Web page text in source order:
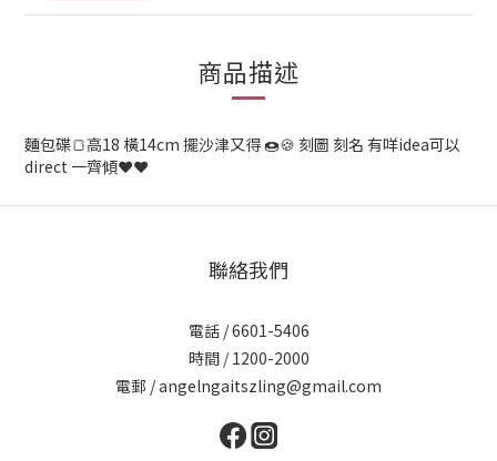
商品描述
麵包碟🍞高18 橫14cm 擺沙津又得 🍩🍪 刻圖 刻名 有咩idea可以
direct 一齊傾❤️❤️
聯絡我們
電話 / 6601-5406
時間 / 1200-2000
電郵 / angelngaitszling@gmail.com